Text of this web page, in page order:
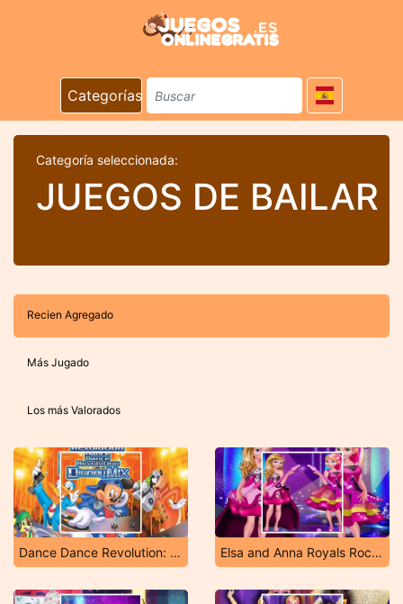
Categorías
Categoría seleccionada:
JUEGOS DE BAILAR
Recien Agregado
Más Jugado
Los más Valorados
Dance Dance Revolution: Disney Mix Elsa and Anna Royals Rock Dress